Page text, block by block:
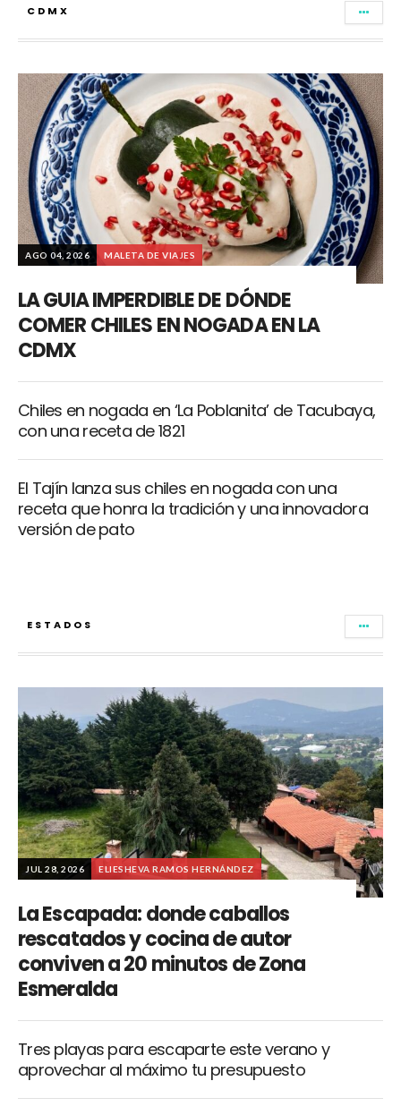
CDMX
AGO 04, 2026 MALETA DE VIAJES
LA GUIA IMPERDIBLE DE DÓNDE
COMER CHILES EN NOGADA EN LA
CDMX
Chiles en nogada en ‘La Poblanita’ de Tacubaya,
con una receta de 1821
El Tajín lanza sus chiles en nogada con una
receta que honra la tradición y una innovadora
versión de pato
ESTADOS
JUL 28, 2026 ELIESHEVA RAMOS HERNÁNDEZ
La Escapada: donde caballos
rescatados y cocina de autor
conviven a 20 minutos de Zona
Esmeralda
Tres playas para escaparte este verano y
aprovechar al máximo tu presupuesto